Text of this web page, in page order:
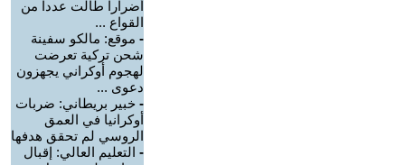
أضرارا طالت عددا من
القواع ...
- موقع: مالكو سفينة
شحن تركية تعرضت
لهجوم أوكراني يجهزون
دعوى ...
- خبير بريطاني: ضربات
أوكرانيا في العمق
الروسي لم تحقق هدفها
- التعليم العالي: إقبال